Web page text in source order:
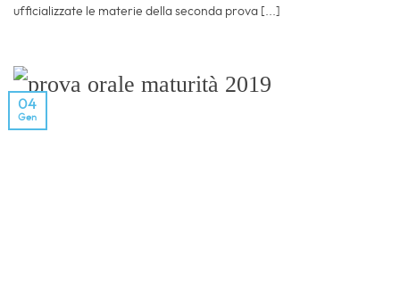
ufficializzate le materie della seconda prova [...]
04
Gen